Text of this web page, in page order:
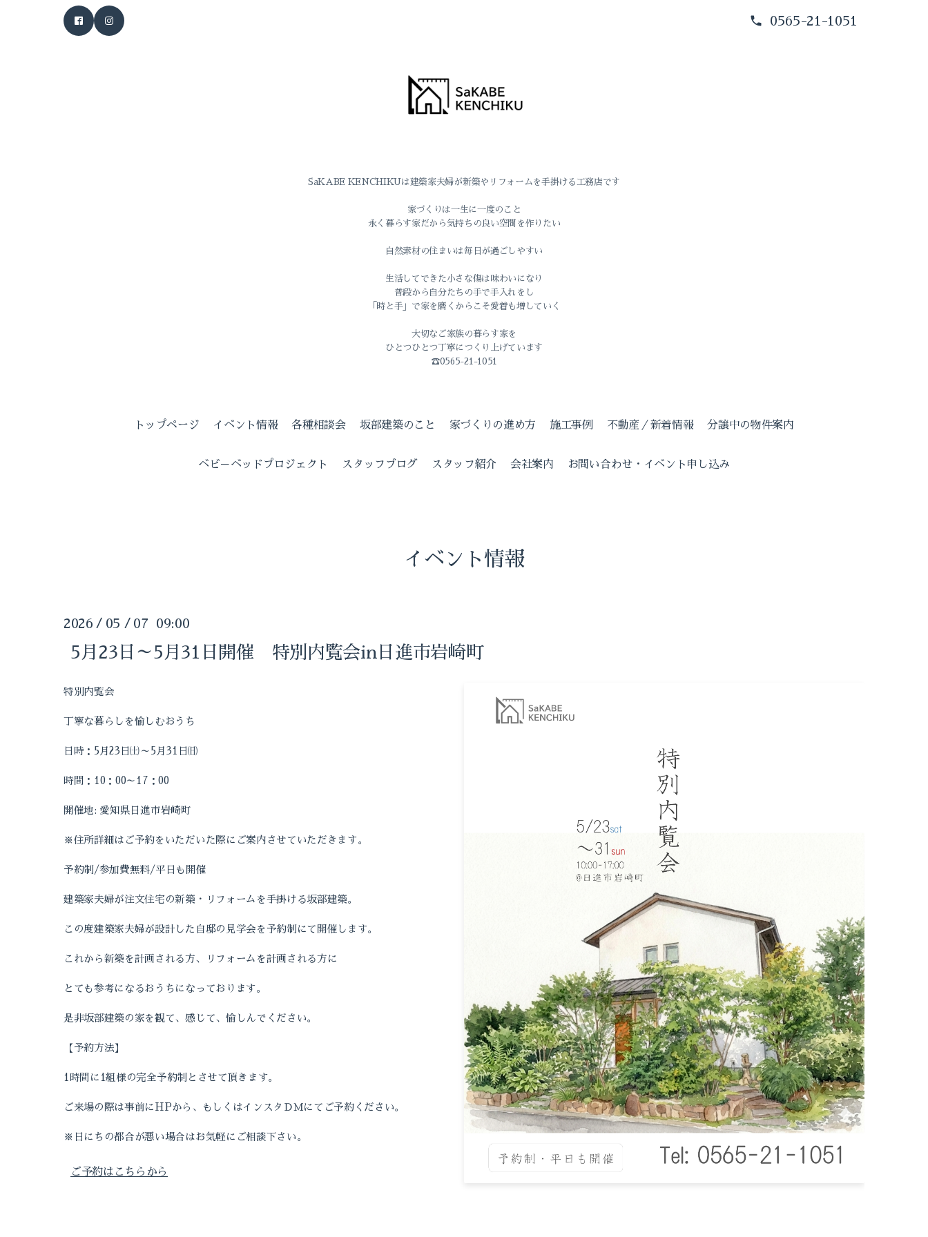
0565-21-1051
SaKABE KENCHIKUは建築家夫婦が新築やリフォームを手掛ける工務店です
家づくりは一生に一度のこと
永く暮らす家だから気持ちの良い空間を作りたい
自然素材の住まいは毎日が過ごしやすい
生活してできた小さな傷は味わいになり
普段から自分たちの手で手入れをし
「時と手」で家を磨くからこそ愛着も増していく
大切なご家族の暮らす家を
ひとつひとつ丁寧につくり上げています
☎0565-21-1051
トップページ イベント情報 各種相談会 坂部建築のこと 家づくりの進め方 施工事例 不動産／新着情報 分譲中の物件案内
ベビ－ベッドプロジェクト スタッフブログ スタッフ紹介 会社案内 お問い合わせ・イベント申し込み
イベント情報
2026 / 05 / 07 09:00
5月23日～5月31日開催 特別内覧会in日進市岩崎町
特別内覧会
丁寧な暮らしを愉しむおうち
日時： 5 月23 日㈯～ 5 月 31 日㈰
時間： 10：00～ 17 ：00
開催地: 愛知県日進市岩崎町
※住所詳細はご予約をいただいた際にご案内させていただきます。
予約制 /参加費無料/平日も開催
建築家夫婦が注文住宅の新築・リフォームを手掛ける坂部建築。
この度建築家夫婦が設計した自邸の見学会を予約制にて開催します。
これから新築を計画される方、リフォームを計画される方に
とても参考になるおうちになっております。
是非坂部建築の家を観て、感じて、愉しんでください。
【予約方法】
1 時間に 1組様の完全予約制とさせて頂きます。
ご来場の際は事前に HP から、もしくはインスタＤＭにてご予約ください。
※日にちの都合が悪い場合はお気軽にご相談下さい。
ご予約はこちらから